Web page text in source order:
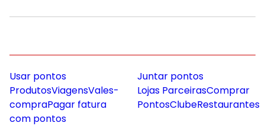
Usar pontos
ProdutosViagensVales-
compraPagar fatura
com pontos
Juntar pontos
Lojas ParceirasComprar
PontosClubeRestaurantes